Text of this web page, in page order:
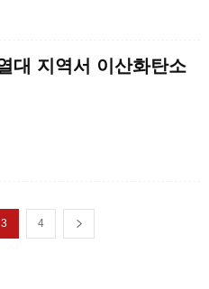
대 지역서 이산화탄소
3 4